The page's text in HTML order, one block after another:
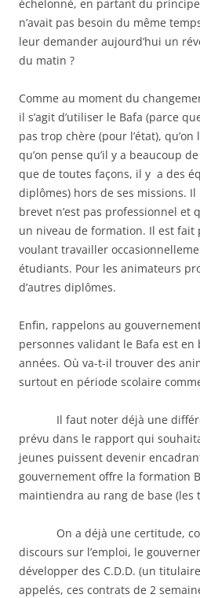
échelonné, en partant du
n’avait pas besoin du même
leur demander aujourd’hui un
du matin ?
Comme au moment du
il s’agit d’utiliser le Bafa (parce
pas trop chère (pour l’état),
qu’on pense qu’il y a beaucoup
que de toutes façons, il y a des
diplômes) hors de ses missions.
brevet n’est pas professionnel et
un niveau de formation. Il est fait
voulant travailler
étudiants. Pour les animateurs
d’autres diplômes.
Enfin, rappelons au
personnes validant le Bafa est
années. Où va-t-il trouver des
surtout en période scolaire
Il faut noter déjà une
prévu dans le rapport qui
jeunes puissent devenir
gouvernement offre la formation
maintiendra au rang de base (les
On a déjà une certitude,
discours sur l’emploi, le
développer des C.D.D. (un
appelés, ces contrats de 2